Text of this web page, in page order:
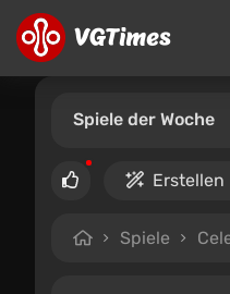
Spiele der Woche
Erstellen
Spiele